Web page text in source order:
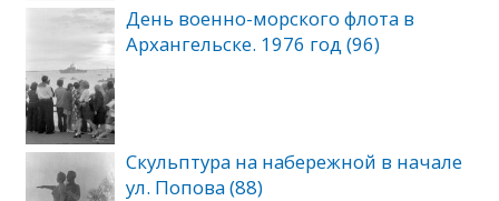
День военно-морского флота в
Архангельске. 1976 год (96)
Скульптура на набережной в начале
ул. Попова (88)